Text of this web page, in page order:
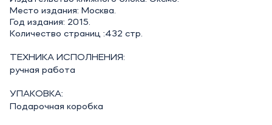
Место издания: Москва.
Год издания: 2015.
Количество страниц :432 стр.
ТЕХНИКА ИСПОЛНЕНИЯ:
ручная работа
УПАКОВКА:
Подарочная коробка